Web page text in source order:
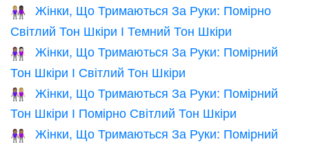
👩🏼‍🤝‍👩🏿
Жінки, Що Тримаються За Руки: Помірно
Світлий Тон Шкіри І Темний Тон Шкіри
👩🏽‍🤝‍👩🏻
Жінки, Що Тримаються За Руки: Помірний
Тон Шкіри І Світлий Тон Шкіри
👩🏽‍🤝‍👩🏼
Жінки, Що Тримаються За Руки: Помірний
Тон Шкіри І Помірно Світлий Тон Шкіри
👭🏽
Жінки, Що Тримаються За Руки: Помірний